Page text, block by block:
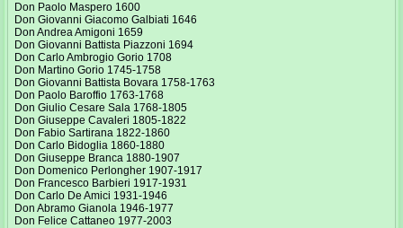
Don Paolo Maspero 1600
Don Giovanni Giacomo Galbiati 1646
Don Andrea Amigoni 1659
Don Giovanni Battista Piazzoni 1694
Don Carlo Ambrogio Gorio 1708
Don Martino Gorio 1745-1758
Don Giovanni Battista Bovara 1758-1763
Don Paolo Baroffio 1763-1768
Don Giulio Cesare Sala 1768-1805
Don Giuseppe Cavaleri 1805-1822
Don Fabio Sartirana 1822-1860
Don Carlo Bidoglia 1860-1880
Don Giuseppe Branca 1880-1907
Don Domenico Perlongher 1907-1917
Don Francesco Barbieri 1917-1931
Don Carlo De Amici 1931-1946
Don Abramo Gianola 1946-1977
Don Felice Cattaneo 1977-2003